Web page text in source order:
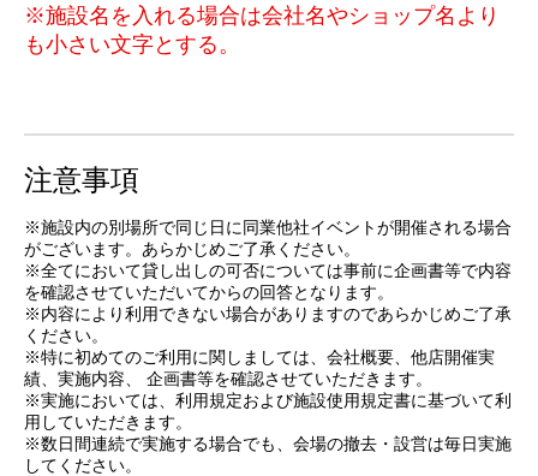
※施設名を入れる場合は会社名やショップ名より
も小さい文字とする。
注意事項
※施設内の別場所で同じ日に同業他社イベントが開催される場合
がございます。あらかじめご了承ください。
※全てにおいて貸し出しの可否については事前に企画書等で内容
を確認させていただいてからの回答となります。
※内容により利用できない場合がありますのであらかじめご了承
ください。
※特に初めてのご利用に関しましては、会社概要、他店開催実
績、実施内容、 企画書等を確認させていただきます。
※実施においては、利用規定および施設使用規定書に基づいて利
用していただきます。
※数日間連続で実施する場合でも、会場の撤去・設営は毎日実施
してください。